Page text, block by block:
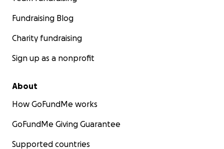
Fundraising Blog
Charity fundraising
Sign up as a nonprofit
About
How GoFundMe works
GoFundMe Giving Guarantee
Supported countries